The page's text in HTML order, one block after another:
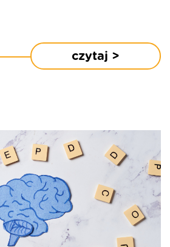
czytaj >